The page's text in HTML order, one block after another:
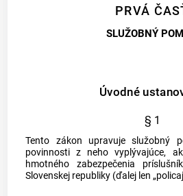
PRVÁ
SLUŽOBNÝ
Úvodné
§ 1
Tento zákon upravuje služobný
povinnosti z neho vyplývajúce,
hmotného zabezpečenia
Slovenskej republiky (ďalej len